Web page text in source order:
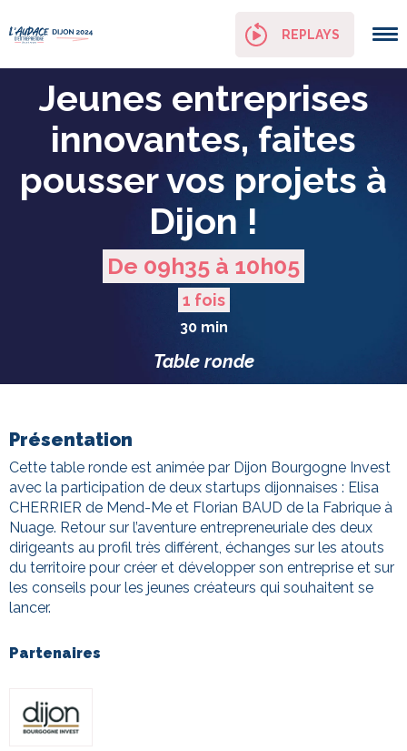
REPLAYS
Jeunes entreprises
innovantes, faites
pousser vos projets à
Dijon !
De 09h35 à 10h05
1 fois
30 min
Table ronde
Présentation
Cette table ronde est animée par Dijon Bourgogne Invest
avec la participation de deux startups dijonnaises : Elisa
CHERRIER de Mend-Me et Florian BAUD de la Fabrique à
Nuage. Retour sur l’aventure entrepreneuriale des deux
dirigeants au profil très différent, échanges sur les atouts
du territoire pour créer et développer son entreprise et sur
les conseils pour les jeunes créateurs qui souhaitent se
lancer.
Partenaires